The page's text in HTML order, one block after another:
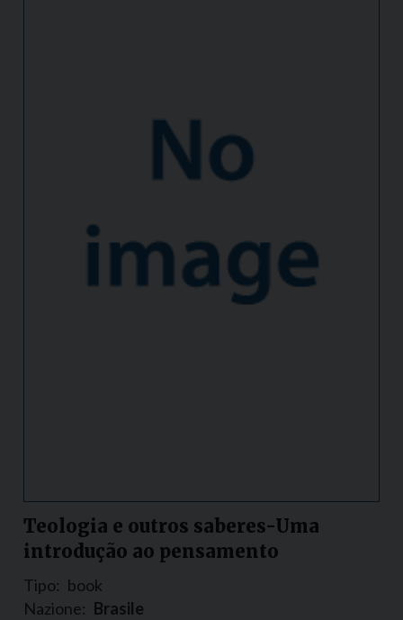
Teologia e outros saberes-Uma
introdução ao pensamento
Tipo: book
Nazione: Brasile